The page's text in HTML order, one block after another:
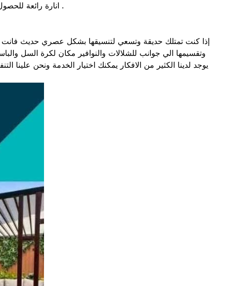
انارة رائعة للحصول علي خدمة تنسيق حدائق في الشارقة باقل سعر عليك الاتصال علي ارقمنا الظاهرة والحصول علي خدمات مجربة ذو ثقة ومصداقية .
إذا كنت تمتلك حديقة وتسعي لتنسيقها بشكل عصري حديث
وتقسيمها الي جوانب للشلالات والنوافير مكان لكرة السل
يوجد لدينا الكثير من الافكار يمكنك اختيار الخدمة ونحن علينا